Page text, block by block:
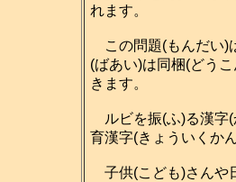
れます。
この問題(もんだい)
(ばあい)は同梱(どう
きます。
ルビを振(ふ)る漢字(
育漢字(きょういくか
子供(こども)さんや